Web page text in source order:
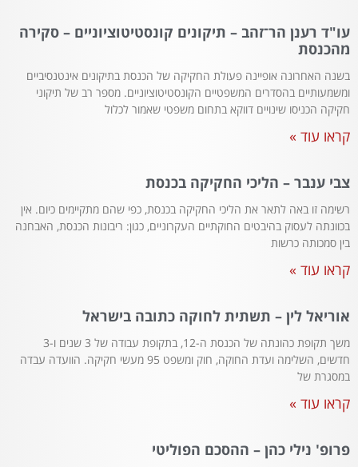
עו"ד רענן הר־זהב – תיקונים קונסטיטוציוניים – סקירה
מהכנסת
בשנה האחרונה אופיינה פעולת החקיקה של הכנסת בתיקונים אינטנסיביים
ומשמעותיים בהסדרים המשפטיים הקונסטיטוציוניים. מספר רב של תיקוני
חקיקה הכניסו שינויים דווקא בתחום משפטי שאמור לכלול
קראו עוד »
צבי ענבר – הליכי החקיקה בכנסת
רשימה זו באה לתאר את הליכי החקיקה בכנסת, כפי שהם מתקיימים כיום. אין
בכוונתה לעסוק בהיבטים החוקתיים העקרוניים, כגון: ריבונות הכנסת, האבחנה
בין סמכותה כרשות
קראו עוד »
אוריאל לין – תשתית לחוקה כתובה בישראל
משך תקופת כהונתה של הכנסת ה-12, בתקופת עבודה של 3 שנים ו-3
חדשים, השלימה ועדת החוקה, חוק ומשפט 95 מעשי חקיקה. הוועדה עבדה
במסגרת של
קראו עוד »
פרופ' נילי כהן – ההסכם הפוליטי